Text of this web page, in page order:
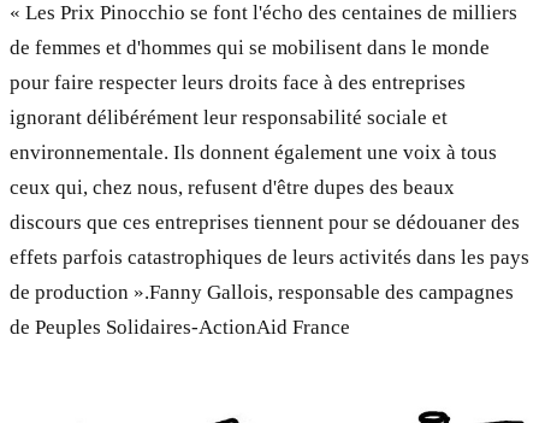
« Les Prix Pinocchio se font l'écho des centaines de milliers
de femmes et d'hommes qui se mobilisent dans le monde
pour faire respecter leurs droits face à des entreprises
ignorant délibérément leur responsabilité sociale et
environnementale. Ils donnent également une voix à tous
ceux qui, chez nous, refusent d'être dupes des beaux
discours que ces entreprises tiennent pour se dédouaner des
effets parfois catastrophiques de leurs activités dans les pays
de production ».Fanny Gallois, responsable des campagnes
de Peuples Solidaires-ActionAid France